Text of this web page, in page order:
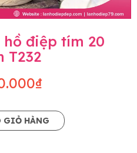
điệp tím 20
T232
GIỎ HÀNG